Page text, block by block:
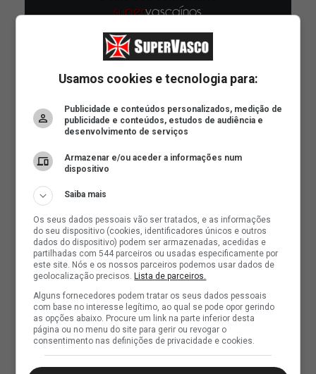
Usamos cookies e tecnologia para:
Publicidade e conteúdos personalizados, medição de
publicidade e conteúdos, estudos de audiência e
desenvolvimento de serviços
Armazenar e/ou aceder a informações num
dispositivo
Saiba mais
Os seus dados pessoais vão ser tratados, e as informações
do seu dispositivo (cookies, identificadores únicos e outros
dados do dispositivo) podem ser armazenadas, acedidas e
partilhadas com 544 parceiros ou usadas especificamente por
este site. Nós e os nossos parceiros podemos usar dados de
geolocalização precisos.Lista de parceiros.
Alguns fornecedores podem tratar os seus dados pessoais
com base no interesse legítimo, ao qual se pode opor gerindo
as opções abaixo. Procure um link na parte inferior desta
página ou no menu do site para gerir ou revogar o
consentimento nas definições de privacidade e cookies.